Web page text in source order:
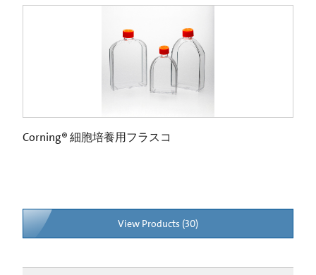
Corning® 細胞培養用フラスコ
View Products (30)